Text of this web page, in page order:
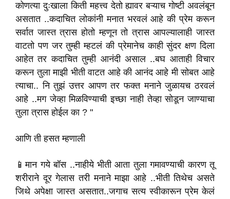
कोणत्या दुःखाला किती महत्त्व देतो ह्यावर बऱ्याच गोष्टी अवलंबून
असतात ..कदाचित लोकांनी मनात भरवलं आहे की प्रेम करून
सर्वात जास्त त्रास होतो म्हणून तो त्रास आपल्यालाही जास्त
वाटतो पण जर तुम्ही म्हटलं की प्रेमानेच काही सुंदर क्षण दिला
आहेत तर कदाचित तुम्ही आनंदी असाल ..बघ आताही विचार
करून तुला माझी भीती वाटत आहे की आनंद आहे मी सोबत आहे
त्याचा.. नि तुझं उत्तर आपण तर फक्त मनाने जुळायच ठरवलं
आहे ..मग जेव्हा मिळविण्याची इच्छा नाही तेव्हा सोडून जाण्याचा
तुला त्रास होईल का ? "
आणि ती हसत म्हणाली
📱मान गये बॉस ..नाहीये भीती आता तुला गमावण्याची कारण तू
शरीराने दूर गेलास तरी मनाने माझा आहे ..भीती तिथेच असते
जिथे अपेक्षा जास्त असतात..जगाच सत्य स्वीकारून प्रेम केलं